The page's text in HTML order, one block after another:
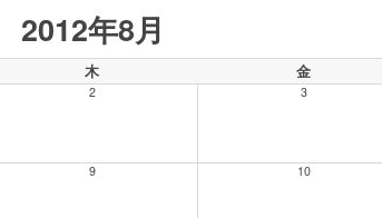
2012年8月
木 金
2 3
9 10